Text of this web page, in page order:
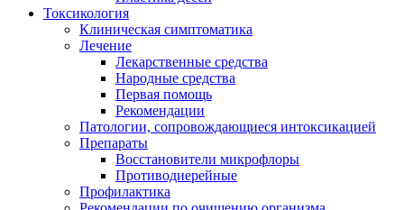
Токсикология
Клиническая симптоматика
Лечение
Лекарственные средства
Народные средства
Первая помощь
Рекомендации
Патологии, сопровождающиеся интоксикацией
Препараты
Восстановители микрофлоры
Противодиерейные
Профилактика